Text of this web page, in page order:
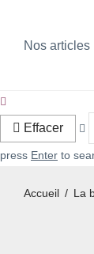
Nos articles
Effacer
press Enter to
Accueil / La